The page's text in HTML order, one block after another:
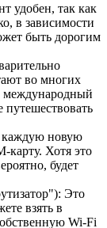
удобен, так как
в зависимости
быть дорогим
во многих
международный
путешествовать
новую
карту. Хотя это
будет
Это
взять в
Wi-Fi